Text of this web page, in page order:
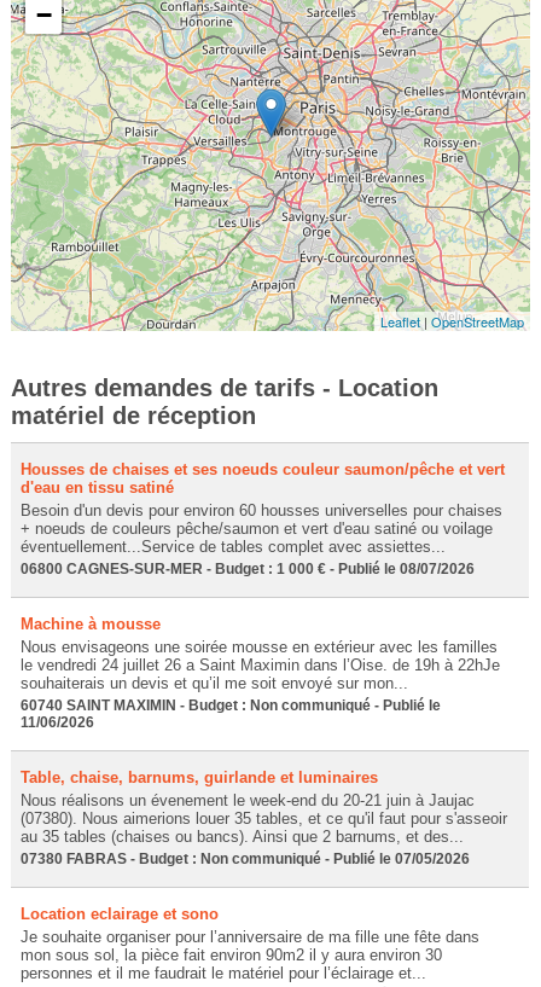
−
Leaflet |OpenStreetMap
Autres demandes de tarifs - Location
matériel de réception
Housses de chaises et ses noeuds couleur saumon/pêche et vert
d'eau en tissu satiné
Besoin d'un devis pour environ 60 housses universelles pour chaises
+ noeuds de couleurs pêche/saumon et vert d'eau satiné ou voilage
éventuellement...Service de tables complet avec assiettes...
06800 CAGNES-SUR-MER - Budget : 1 000 € - Publié le 08/07/2026
Machine à mousse
Nous envisageons une soirée mousse en extérieur avec les familles
le vendredi 24 juillet 26 a Saint Maximin dans l’Oise. de 19h à 22hJe
souhaiterais un devis et qu’il me soit envoyé sur mon...
60740 SAINT MAXIMIN - Budget : Non communiqué - Publié le
11/06/2026
Table, chaise, barnums, guirlande et luminaires
Nous réalisons un évenement le week-end du 20-21 juin à Jaujac
(07380). Nous aimerions louer 35 tables, et ce qu'il faut pour s'asseoir
au 35 tables (chaises ou bancs). Ainsi que 2 barnums, et des...
07380 FABRAS - Budget : Non communiqué - Publié le 07/05/2026
Location eclairage et sono
Je souhaite organiser pour l’anniversaire de ma fille une fête dans
mon sous sol, la pièce fait environ 90m2 il y aura environ 30
personnes et il me faudrait le matériel pour l’éclairage et...